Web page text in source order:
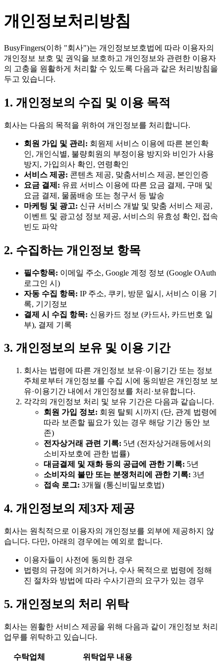
개인정보처리방침
BusyFingers(이하 "회사")는 개인정보보호법에 따라 이용자의
개인정보 보호 및 권익을 보호하고 개인정보와 관련한 이용자
의 고충을 원활하게 처리할 수 있도록 다음과 같은 처리방침을
두고 있습니다.
1. 개인정보의 수집 및 이용 목적
회사는 다음의 목적을 위하여 개인정보를 처리합니다.
회원 가입 및 관리: 회원제 서비스 이용에 따른 본인확
인, 개인식별, 불량회원의 부정이용 방지와 비인가 사용
방지, 가입의사 확인, 연령확인
서비스 제공: 콘텐츠 제공, 맞춤서비스 제공, 본인인증
요금 결제: 유료 서비스 이용에 따른 요금 결제, 구매 및
요금 결제, 물품배송 또는 청구서 등 발송
마케팅 및 광고: 신규 서비스 개발 및 맞춤 서비스 제공,
이벤트 및 광고성 정보 제공, 서비스의 유효성 확인, 접속
빈도 파악
2. 수집하는 개인정보 항목
필수항목: 이메일 주소, Google 계정 정보 (Google OAuth
로그인 시)
자동 수집 항목: IP 주소, 쿠키, 방문 일시, 서비스 이용 기
록, 기기정보
결제 시 수집 항목: 신용카드 정보 (카드사, 카드번호 일
부), 결제 기록
3. 개인정보의 보유 및 이용 기간
회사는 법령에 따른 개인정보 보유·이용기간 또는 정보
주체로부터 개인정보를 수집 시에 동의받은 개인정보 보
유·이용기간 내에서 개인정보를 처리·보유합니다.
각각의 개인정보 처리 및 보유 기간은 다음과 같습니다.
회원 가입 정보: 회원 탈퇴 시까지 (단, 관계 법령에
따라 보존할 필요가 있는 경우 해당 기간 동안 보
존)
전자상거래 관련 기록: 5년 (전자상거래등에서의
소비자보호에 관한 법률)
대금결제 및 재화 등의 공급에 관한 기록: 5년
소비자의 불만 또는 분쟁처리에 관한 기록: 3년
접속 로그: 3개월 (통신비밀보호법)
4. 개인정보의 제3자 제공
회사는 원칙적으로 이용자의 개인정보를 외부에 제공하지 않
습니다. 다만, 아래의 경우에는 예외로 합니다.
이용자들이 사전에 동의한 경우
법령의 규정에 의거하거나, 수사 목적으로 법령에 정해
진 절차와 방법에 따라 수사기관의 요구가 있는 경우
5. 개인정보의 처리 위탁
회사는 원활한 서비스 제공을 위해 다음과 같이 개인정보 처리
업무를 위탁하고 있습니다.
수탁업체
위탁업무 내용